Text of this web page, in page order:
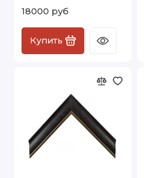
18000 руб
Купить